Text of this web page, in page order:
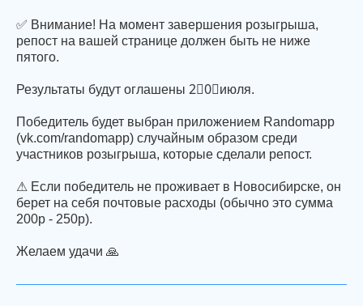
✅ Внимание! На момент завершения розыгрыша,
репост на вашей странице должен быть не ниже
пятого.
Результаты будут оглашены 2⃣0⃣июля.
Победитель будет выбран приложением Randomapp
(vk.com/randomapp) случайным образом среди
участников розыгрыша, которые сделали репост.
⚠ Если победитель не проживает в Новосибирске, он
берет на себя почтовые расходы (обычно это сумма
200р - 250р).
Желаем удачи 🙏